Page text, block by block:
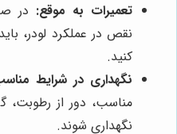
تعمیرات به موقع: در
نقص در عملکرد لودر،
کنید.
نگهداری در شرایط
مناسب، دور از رطوبت،
نگهداری شوند.